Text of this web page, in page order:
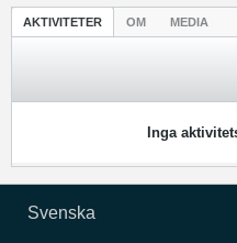
AKTIVITETER OM MEDIA
Inga
Svenska